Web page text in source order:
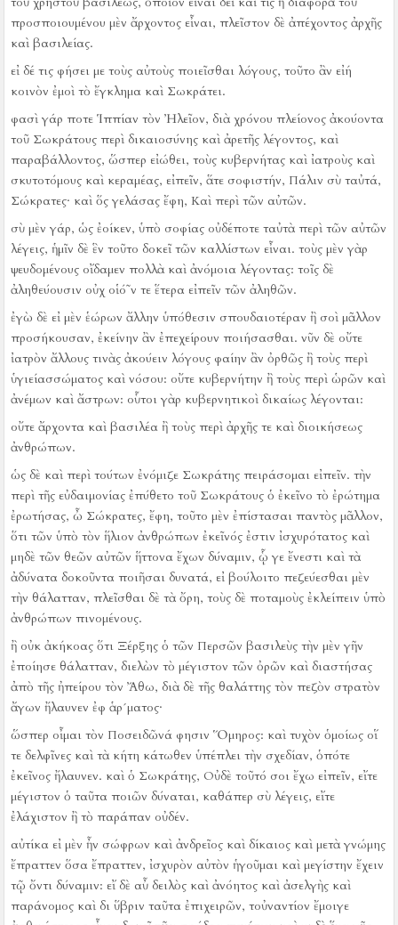
προσποιουμένου μὲν ἄρχοντος εἶναι, πλεῖστον δὲ ἀπέχοντος ἀρχῆς
καὶ βασιλείας.
εἰ δέ τις φήσει με τοὺς αὐτοὺς ποιεῖσθαι λόγους, τοῦτο ἂν εἰή
κοινὸν ἐμοὶ τὸ ἔγκλημα καὶ Σωκράτει.
φασὶ γάρ ποτε Ἱππίαν τὸν Ἠλεῖον, διὰ χρόνου πλείονος ἀκούοντα
τοῦ Σωκράτους περὶ δικαιοσύνης καὶ ἀρετῆς λέγοντος, καὶ
παραβάλλοντος, ὥσπερ εἰώθει, τοὺς κυβερνήτας καὶ ἰατροὺς καὶ
σκυτοτόμους καὶ κεραμέας, εἰπεῖν, ἅτε σοφιστήν, Πάλιν σὺ ταὐτά,
Σώκρατες· καὶ ὅς γελάσας ἔφη, Καὶ περὶ τῶν αὐτῶν.
σὺ μὲν γάρ, ὡς ἐοίκεν, ὑπὸ σοφίας οὐδέποτε ταὐτὰ περὶ τῶν αὐτῶν
λέγεις, ἡμῖν δὲ ἓν τοῦτο δοκεῖ τῶν καλλίστων εἶναι. τοὺς μὲν γὰρ
ψευδομένους οἴδαμεν πολλὰ καὶ ἀνόμοια λέγοντας: τοῖς δὲ
ἀληθεύουσιν οὐχ οἱό῀ν τε ἕτερα εἰπεῖν τῶν ἀληθῶν.
ἐγὼ δὲ εἰ μὲν ἑώρων ἄλλην ὑπόθεσιν σπουδαιοτέραν ἢ σοὶ μᾶλλον
προσήκουσαν, ἐκείνην ἂν ἐπεχείρουν ποιήσασθαι. νῦν δὲ οὔτε
ἰατρὸν ἄλλους τινὰς ἀκούειν λόγους φαίην ἂν ὀρθῶς ἢ τοὺς περὶ
ὑγιείασσώματος καὶ νόσου: οὔτε κυβερνήτην ἢ τοὺς περὶ ὡρῶν καὶ
ἀνέμων καὶ ἄστρων: οὗτοι γὰρ κυβερνητικοὶ δικαίως λέγονται:
οὔτε ἄρχοντα καὶ βασιλέα ἢ τοὺς περὶ ἀρχῆς τε καὶ διοικήσεως
ἀνθρώπων.
ὡς δὲ καὶ περὶ τούτων ἐνόμιζε Σωκράτης πειράσομαι εἰπεῖν. τὴν
περὶ τῆς εὐδαιμονίας ἐπύθετο τοῦ Σωκράτους ὁ ἐκεῖνο τὸ ἐρώτημα
ἐρωτήσας, ὦ Σώκρατες, ἔφη, τοῦτο μὲν ἐπίστασαι παντὸς μᾶλλον,
ὅτι τῶν ὑπὸ τὸν ἥλιον ἀνθρώπων ἐκεῖνός ἐστιν ἰσχυρότατος καὶ
μηδὲ τῶν θεῶν αὐτῶν ἥττονα ἔχων δύναμιν, ᾧ γε ἔνεστι καὶ τὰ
ἀδύνατα δοκοῦντα ποιῆσαι δυνατά, εἰ βούλοιτο πεζεύεσθαι μὲν
τὴν θάλατταν, πλεῖσθαι δὲ τὰ ὄρη, τοὺς δὲ ποταμοὺς ἐκλείπειν ὑπὸ
ἀνθρώπων πινομένους.
ἢ οὐκ ἀκήκοας ὅτι Ξέρξης ὁ τῶν Περσῶν βασιλεὺς τὴν μὲν γῆν
ἐποίησε θάλατταν, διελὼν τὸ μέγιστον τῶν ὀρῶν καὶ διαστήσας
ἀπὸ τῆς ἠπείρου τὸν Ἄθω, διὰ δὲ τῆς θαλάττης τὸν πεζὸν στρατὸν
ἄγων ἤλαυνεν ἐφ ἁρ´ματος·
ὥσπερ οἶμαι τὸν Ποσειδῶνά φησιν Ὅμηρος: καὶ τυχὸν ὁμοίως οἵ
τε δελφῖνες καὶ τὰ κήτη κάτωθεν ὑπέπλει τὴν σχεδίαν, ὁπότε
ἐκεῖνος ἤλαυνεν. καὶ ὁ Σωκράτης, Οὐδὲ τοῦτό σοι ἔχω εἰπεῖν, εἴτε
μέγιστον ὁ ταῦτα ποιῶν δύναται, καθάπερ σὺ λέγεις, εἴτε
ἐλάχιστον ἢ τὸ παράπαν οὐδέν.
αὐτίκα εἰ μὲν ἦν σώφρων καὶ ἀνδρεῖος καὶ δίκαιος καὶ μετὰ γνώμης
ἔπραττεν ὅσα ἔπραττεν, ἰσχυρὸν αὐτὸν ἡγοῦμαι καὶ μεγίστην ἔχειν
τῷ ὄντι δύναμιν: εἴ δὲ αὖ δειλὸς καὶ ἀνόητος καὶ ἀσελγὴς καὶ
παράνομος καὶ δι ὕβριν ταῦτα ἐπιχειρῶν, τοὐναντίον ἔμοιγε